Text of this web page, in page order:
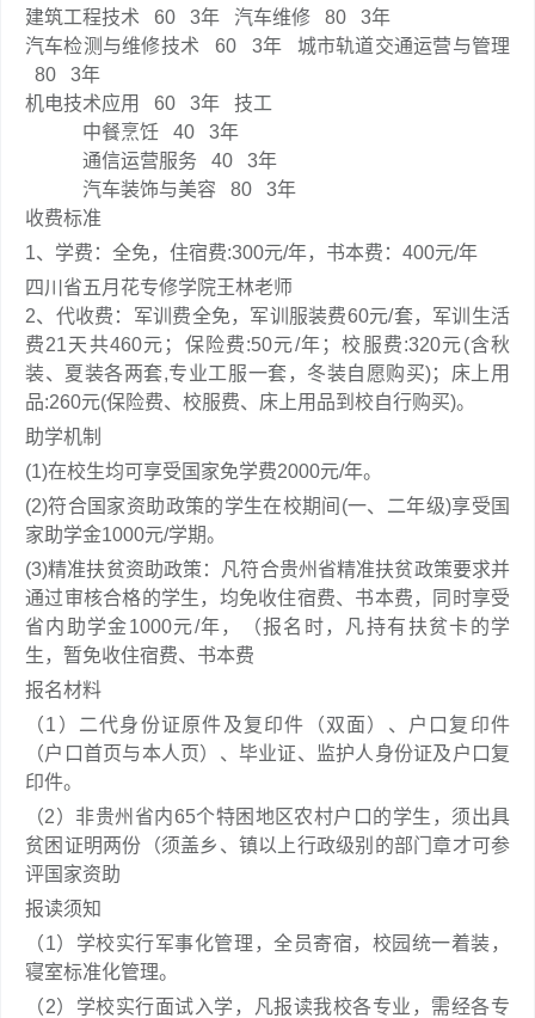
建筑工程技术 60 3年 汽车维修 80 3年
汽车检测与维修技术 60 3年 城市轨道交通运营与管理
80 3年
机电技术应用 60 3年 技工
中餐烹饪 40 3年
通信运营服务 40 3年
汽车装饰与美容 80 3年
收费标准
1、学费：全免，住宿费:300元/年，书本费：400元/年
四川省五月花专修学院王林老师
2、代收费：军训费全免，军训服装费60元/套，军训生活
费21天共460元；保险费:50元/年；校服费:320元(含秋
装、夏装各两套,专业工服一套，冬装自愿购买)；床上用
品:260元(保险费、校服费、床上用品到校自行购买)。
助学机制
(1)在校生均可享受国家免学费2000元/年。
(2)符合国家资助政策的学生在校期间(一、二年级)享受国
家助学金1000元/学期。
(3)精准扶贫资助政策：凡符合贵州省精准扶贫政策要求并
通过审核合格的学生，均免收住宿费、书本费，同时享受
省内助学金1000元/年，（报名时，凡持有扶贫卡的学
生，暂免收住宿费、书本费
报名材料
（1）二代身份证原件及复印件（双面）、户口复印件
（户口首页与本人页）、毕业证、监护人身份证及户口复
印件。
（2）非贵州省内65个特困地区农村户口的学生，须出具
贫困证明两份（须盖乡、镇以上行政级别的部门章才可参
评国家资助
报读须知
（1）学校实行军事化管理，全员寄宿，校园统一着装，
寝室标准化管理。
（2）学校实行面试入学，凡报读我校各专业，需经各专